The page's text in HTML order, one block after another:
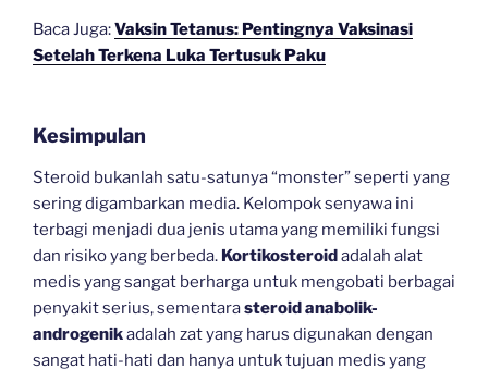
Baca Juga:Vaksin Tetanus: Pentingnya Vaksinasi
Setelah Terkena Luka Tertusuk Paku
Kesimpulan
Steroid bukanlah satu-satunya “monster” seperti yang
sering digambarkan media. Kelompok senyawa ini
terbagi menjadi dua jenis utama yang memiliki fungsi
dan risiko yang berbeda. Kortikosteroidadalah alat
medis yang sangat berharga untuk mengobati berbagai
penyakit serius, sementarasteroid anabolik-
androgenikadalah zat yang harus digunakan dengan
sangat hati-hati dan hanya untuk tujuan medis yang